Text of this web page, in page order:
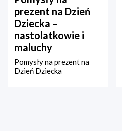
prezent na Dzień
Dziecka –
nastolatkowie i
maluchy
Pomysły na prezent na
Dzień Dziecka